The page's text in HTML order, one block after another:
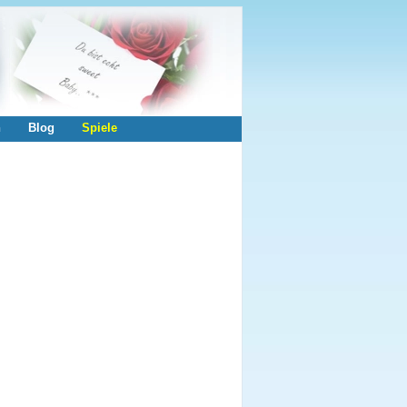
Blog Spiele